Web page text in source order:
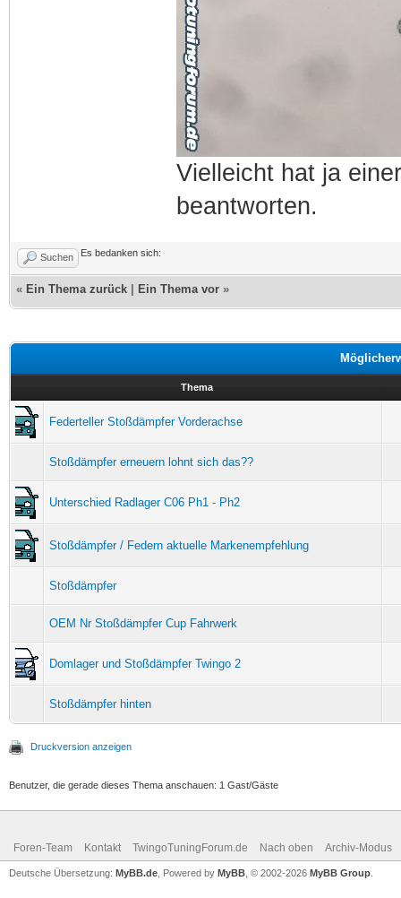
Vielleicht hat ja
beantworten.
Suchen Es bedanken sich:
« Ein Thema zurück Ein Thema vor »
Thema
Federteller Stoßdämpfer Vorderachse
Stoßdämpfer erneuern lohnt sich das??
Unterschied Radlager C06 Ph1 - Ph2
Stoßdämpfer / Federn aktuelle Markenempfehlung
Stoßdämpfer
OEM Nr Stoßdämpfer Cup Fahrwerk
Domlager und Stoßdämpfer Twingo 2
Stoßdämpfer hinten
Druckversion anzeigen
Benutzer, die gerade dieses Thema anschauen: 1 Gast/Gäste
Foren-Team Kontakt TwingoTuningForum.de Nach oben Archiv-Modus
Deutsche Übersetzung: MyBB.de , Powered by MyBB , © 2002-2026 MyBB Group